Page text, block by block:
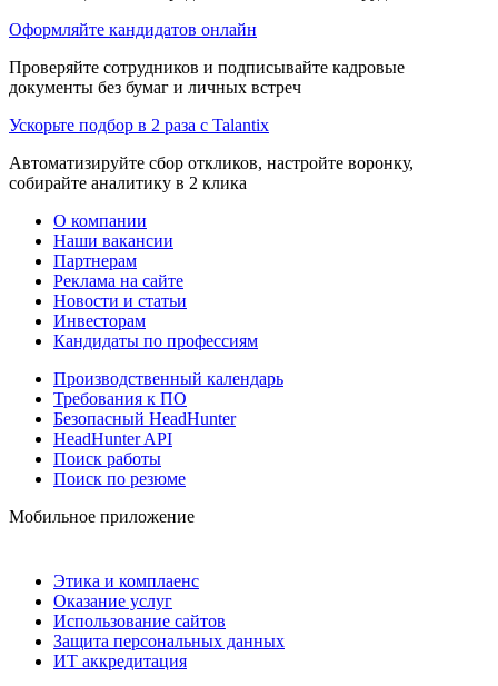
Оформляйте кандидатов онлайн
Проверяйте сотрудников и подписывайте кадровые
документы без бумаг и личных встреч
Ускорьте подбор в 2 раза с Talantix
Автоматизируйте сбор откликов, настройте воронку,
собирайте аналитику в 2 клика
О компании
Наши вакансии
Партнерам
Реклама на сайте
Новости и статьи
Инвесторам
Кандидаты по профессиям
Производственный календарь
Требования к ПО
Безопасный HeadHunter
HeadHunter API
Поиск работы
Поиск по резюме
Мобильное приложение
Этика и комплаенс
Оказание услуг
Использование сайтов
Защита персональных данных
ИТ аккредитация